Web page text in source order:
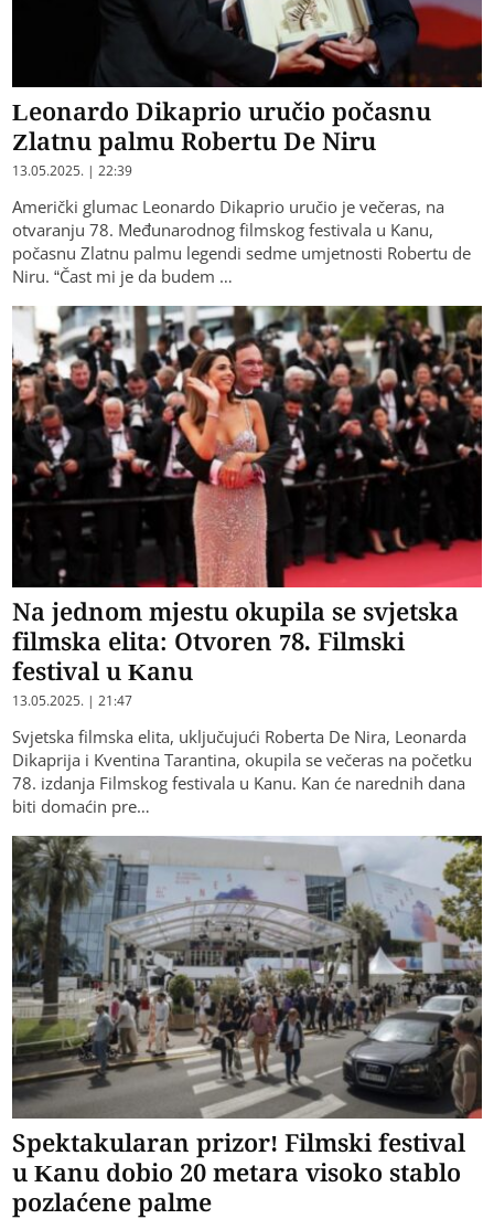
Leonardo Dikaprio uručio počasnu
Zlatnu palmu Robertu De Niru
13.05.2025. | 22:39
Američki glumac Leonardo Dikaprio uručio je večeras, na
otvaranju 78. Međunarodnog filmskog festivala u Kanu,
počasnu Zlatnu palmu legendi sedme umjetnosti Robertu de
Niru. “Čast mi je da budem …
Na jednom mjestu okupila se svjetska
filmska elita: Otvoren 78. Filmski
festival u Kanu
13.05.2025. | 21:47
Svjetska filmska elita, uključujući Roberta De Nira, Leonarda
Dikaprija i Kventina Tarantina, okupila se večeras na početku
78. izdanja Filmskog festivala u Kanu. Kan će narednih dana
biti domaćin pre…
Spektakularan prizor! Filmski festival
u Kanu dobio 20 metara visoko stablo
pozlaćene palme